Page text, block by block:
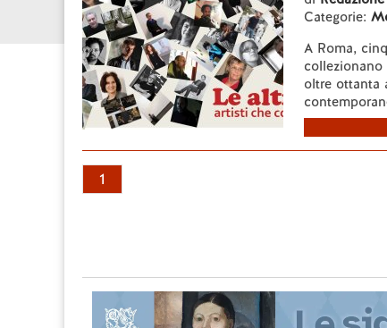
Categorie:
A Roma,
oltre ottanta
1